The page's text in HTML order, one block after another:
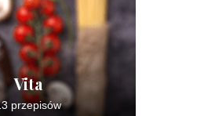
Vita
przepisów